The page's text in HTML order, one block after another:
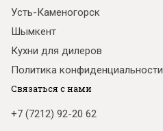
Усть-Каменогорск
Шымкент
Кухни для дилеров
Политика конфиденциальности
Связаться с нами
+7 (7212) 92-20 62